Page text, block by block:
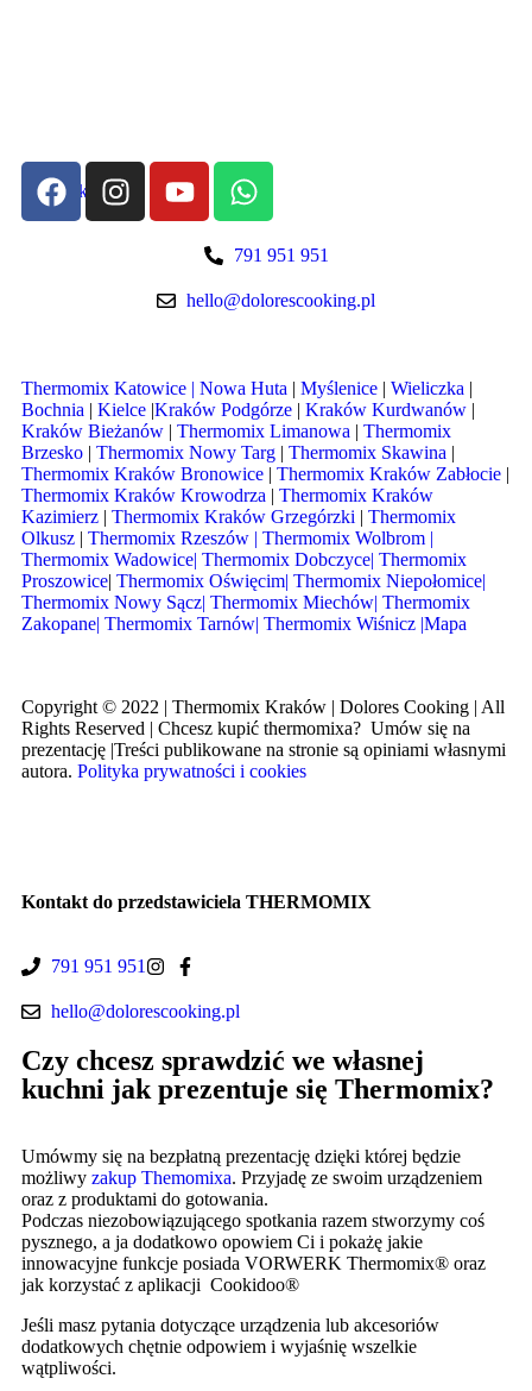
Szybki kontakt:
791 951 951
hello@dolorescooking.pl
Thermomix Katowice | Nowa Huta Myślenice Wieliczka
Bochnia
Kielce Kraków Podgórze Kraków Kurdwanów
Kraków Bieżanów
Thermomix Limanowa
Thermomix
Brzesko
Thermomix Nowy Targ Thermomix Skawina
Thermomix Kraków Bronowice
Thermomix Kraków Zabłocie
Thermomix Kraków Krowodrza
Thermomix Kraków
Kazimierz
Thermomix Kraków Grzegórzki
Thermomix
Olkusz
Thermomix Rzeszów | Thermomix Wolbrom
Thermomix Wadowice Thermomix Dobczyce| Thermomix
Proszowice Thermomix Oświęcim| Thermomix Niepołomice|
Thermomix Nowy Sącz| Thermomix Miechów| Thermomix
Zakopane| Thermomix Tarnów| Thermomix Wiśnicz Mapa
Copyright © 2022 | Thermomix Kraków | Dolores Cooking | All
Rights Reserved | Chcesz kupić thermomixa? Umów się na
prezentację |Treści publikowane na stronie są opiniami własnymi
autora. Polityka prywatności i cookies
Kontakt do przedstawiciela THERMOMIX
791 951 951
hello@dolorescooking.pl
Czy chcesz sprawdzić we własnej
kuchni jak prezentuje się Thermomix?
Umówmy się na bezpłatną prezentację dzięki której będzie
możliwy zakup Themomixa. Przyjadę ze swoim urządzeniem
oraz z produktami do gotowania.
Podczas niezobowiązującego spotkania razem stworzymy coś
pysznego, a ja dodatkowo opowiem Ci i pokażę jakie
innowacyjne funkcje posiada VORWERK Thermomix® oraz
jak korzystać z aplikacji Cookidoo®
Jeśli masz pytania dotyczące urządzenia lub akcesoriów
dodatkowych chętnie odpowiem i wyjaśnię wszelkie
wątpliwości.